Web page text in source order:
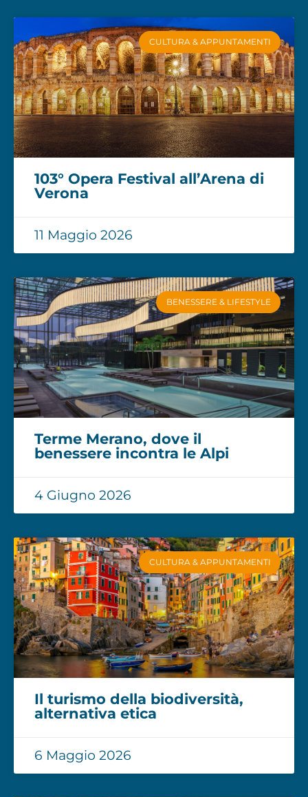
CULTURA & APPUNTAMENTI
103° Opera Festival all’Arena di
Verona
11 Maggio 2026
BENESSERE & LIFESTYLE
Terme Merano, dove il
benessere incontra le Alpi
4 Giugno 2026
CULTURA & APPUNTAMENTI
Il turismo della biodiversità,
alternativa etica
6 Maggio 2026